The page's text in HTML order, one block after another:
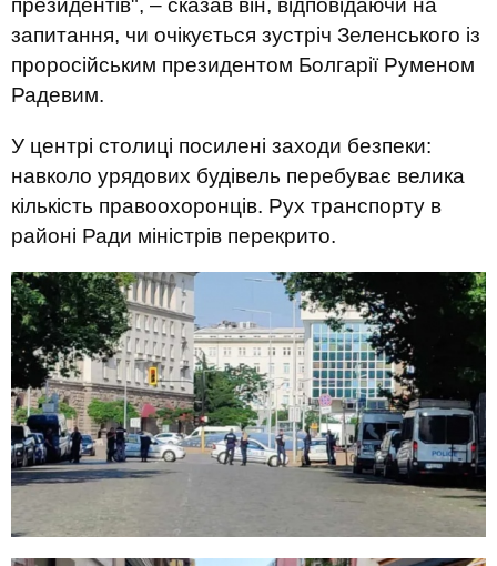
президентів", – сказав він, відповідаючи на
запитання, чи очікується зустріч Зеленського із
проросійським президентом Болгарії Руменом
Радевим.
У центрі столиці посилені заходи безпеки:
навколо урядових будівель перебуває велика
кількість правоохоронців. Рух транспорту в
районі Ради міністрів перекрито.